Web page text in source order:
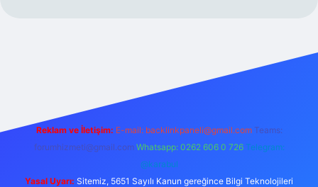
Reklam ve İletişim: E-mail: backlinkpaneli@gmail.com Teams:
forumhizmeti@gmail.com Whatsapp: 0262 606 0 726 Telegram:
@karabul
Yasal Uyarı: Sitemiz, 5651 Sayılı Kanun gereğince Bilgi Teknolojileri